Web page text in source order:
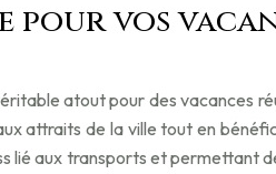
pour vos
atout pour des vacances
attraits de la ville tout en
lié aux transports et permettant